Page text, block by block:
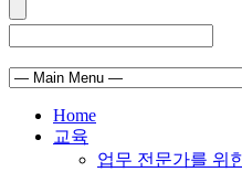
Home
교육
업무 전문가를 위